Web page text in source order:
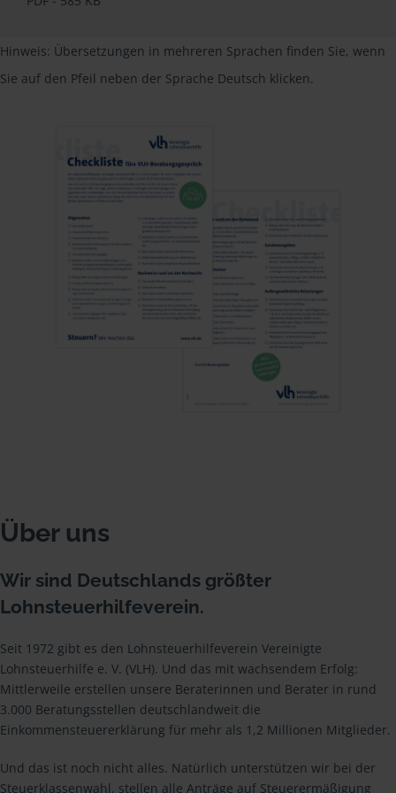
Hinweis: Übersetzungen in mehreren Sprachen finden Sie, wenn
Sie auf den Pfeil neben der Sprache Deutsch klicken.
Über uns
Wir sind Deutschlands größter
Lohnsteuerhilfeverein.
Seit 1972 gibt es den Lohnsteuerhilfeverein Vereinigte
Lohnsteuerhilfe e. V. (VLH). Und das mit wachsendem Erfolg:
Mittlerweile erstellen unsere Beraterinnen und Berater in rund
3.000 Beratungsstellen deutschlandweit die
Einkommensteuererklärung für mehr als 1,2 Millionen Mitglieder.
Und das ist noch nicht alles. Natürlich unterstützen wir bei der
Steuerklassenwahl, stellen alle Anträge auf Steuerermäßigung